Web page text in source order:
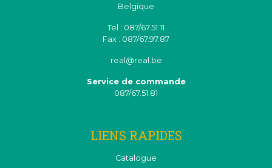
Belgique
Tel : 087/67.51.11
Fax : 087/67.97.87
real@real.be
Service de commande
087/67.51.81
LIENS RAPIDES
Catalogue